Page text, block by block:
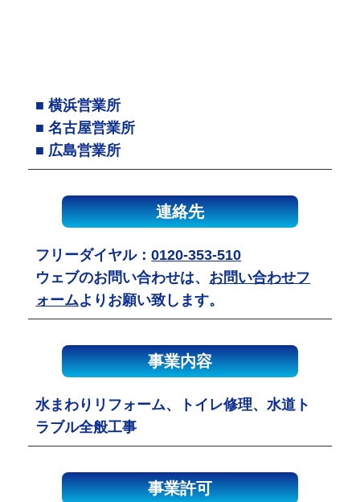
■ 横浜営業所
■ 名古屋営業所
■ 広島営業所
連絡先
フリーダイヤル：0120-353-510
ウェブのお問い合わせは、 お問い合わせフ
ォームよりお願い致します。
事業内容
水まわりリフォーム、トイレ修理、水道ト
ラブル全般工事
事業許可